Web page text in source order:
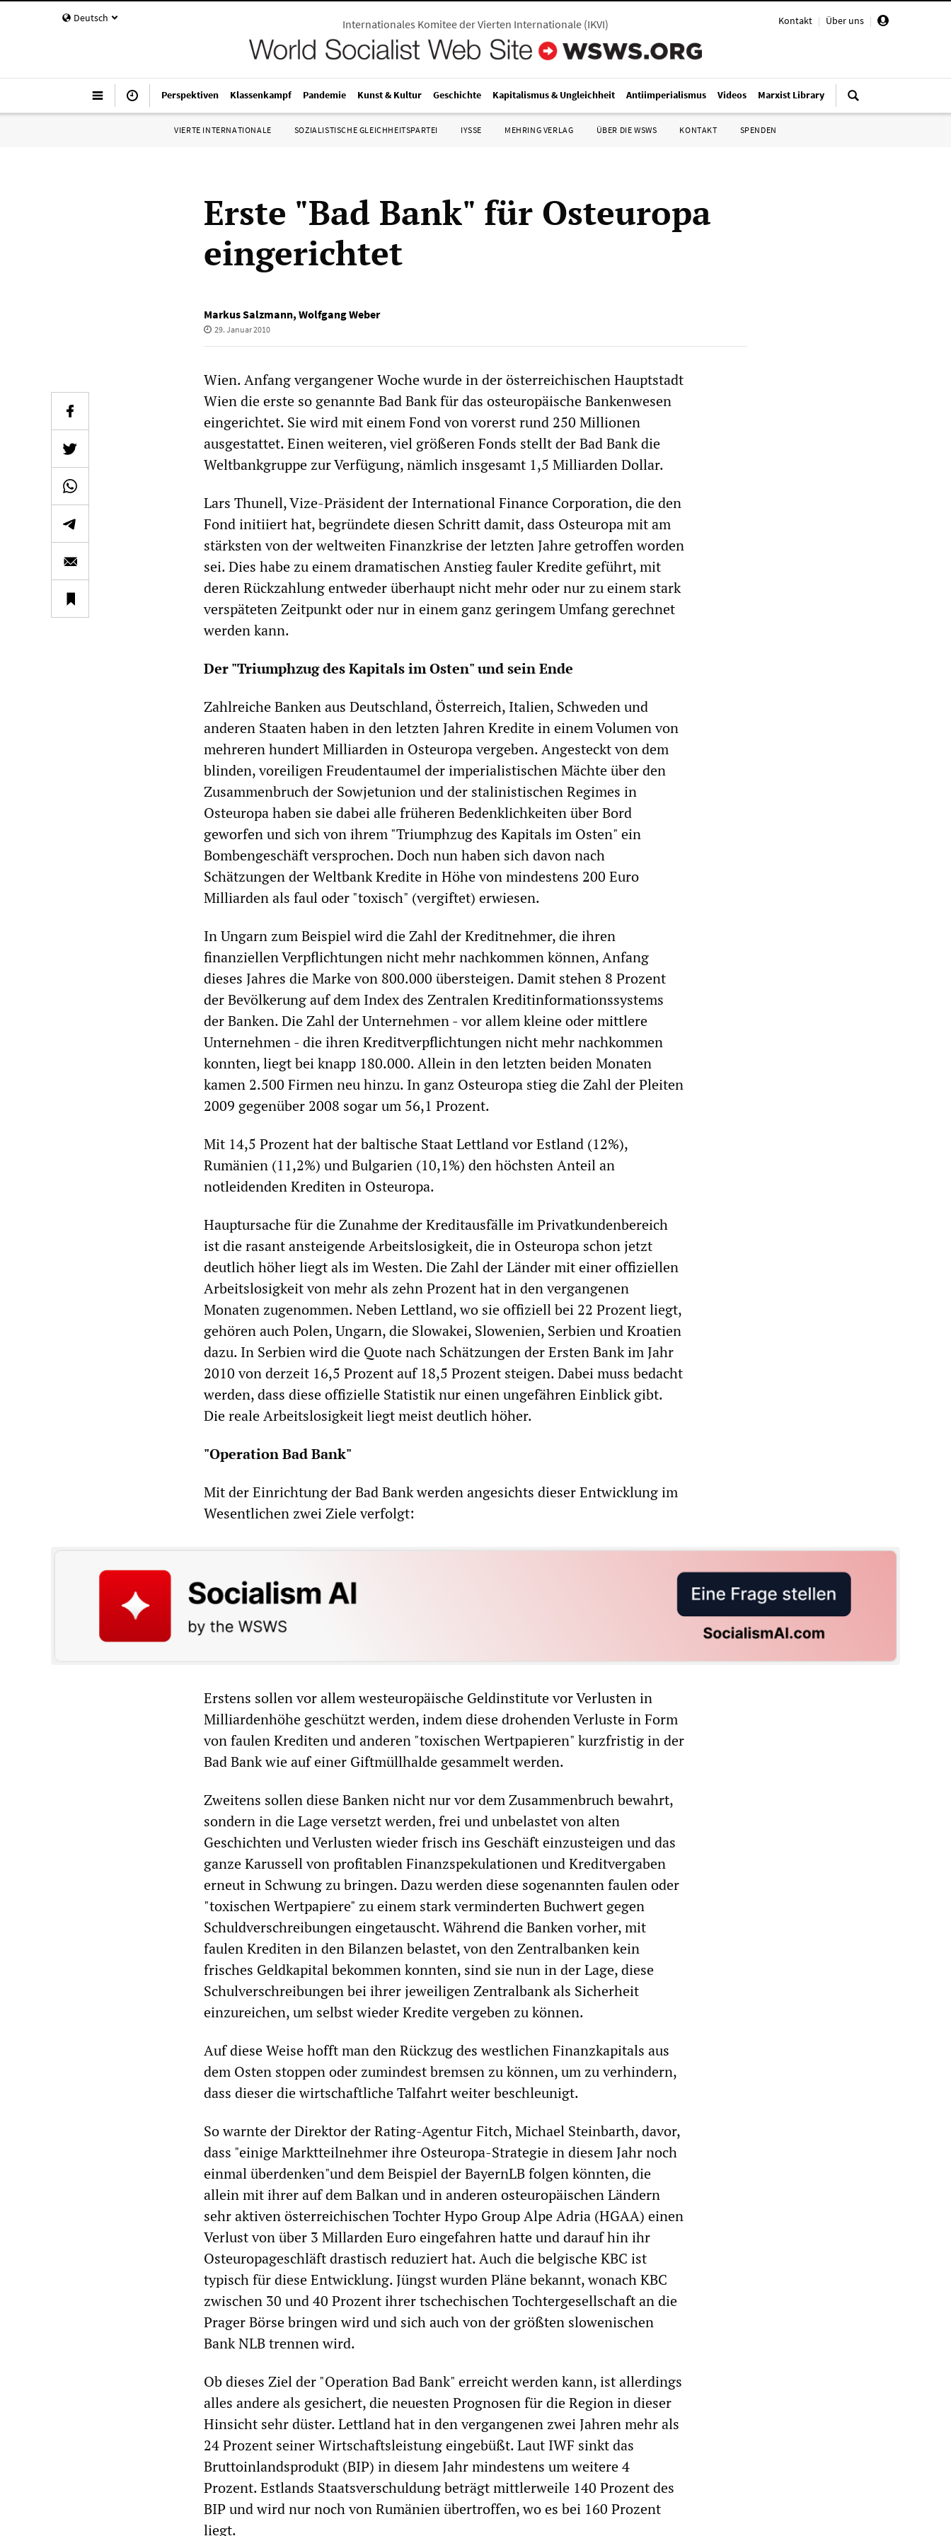
Deutsch Kontakt | Über uns |
Internationales Komitee der Vierten Internationale (IKVI)
Perspektiven Klassenkampf Pandemie Kunst & Kultur Geschichte Kapitalismus & Ungleichheit Antiimperialismus Videos Marxist Library
VIERTE INTERNATIONALE SOZIALISTISCHE GLEICHHEITSPARTEI IYSSE MEHRING VERLAG ÜBER DIE WSWS KONTAKT SPENDEN
Erste "Bad Bank" für Osteuropa
eingerichtet
Markus Salzmann, Wolfgang Weber
29. Januar 2010
Wien. Anfang vergangener Woche wurde in der österreichischen Hauptstadt
Wien die erste so genannte Bad Bank für das osteuropäische Bankenwesen
eingerichtet. Sie wird mit einem Fond von vorerst rund 250 Millionen
ausgestattet. Einen weiteren, viel größeren Fonds stellt der Bad Bank die
Weltbankgruppe zur Verfügung, nämlich insgesamt 1,5 Milliarden Dollar.
Lars Thunell, Vize-Präsident der International Finance Corporation, die den
Fond initiiert hat, begründete diesen Schritt damit, dass Osteuropa mit am
stärksten von der weltweiten Finanzkrise der letzten Jahre getroffen worden
sei. Dies habe zu einem dramatischen Anstieg fauler Kredite geführt, mit
deren Rückzahlung entweder überhaupt nicht mehr oder nur zu einem stark
verspäteten Zeitpunkt oder nur in einem ganz geringem Umfang gerechnet
werden kann.
Der "Triumphzug des Kapitals im Osten" und sein Ende
Zahlreiche Banken aus Deutschland, Österreich, Italien, Schweden und
anderen Staaten haben in den letzten Jahren Kredite in einem Volumen von
mehreren hundert Milliarden in Osteuropa vergeben. Angesteckt von dem
blinden, voreiligen Freudentaumel der imperialistischen Mächte über den
Zusammenbruch der Sowjetunion und der stalinistischen Regimes in
Osteuropa haben sie dabei alle früheren Bedenklichkeiten über Bord
geworfen und sich von ihrem "Triumphzug des Kapitals im Osten" ein
Bombengeschäft versprochen. Doch nun haben sich davon nach
Schätzungen der Weltbank Kredite in Höhe von mindestens 200 Euro
Milliarden als faul oder "toxisch" (vergiftet) erwiesen.
In Ungarn zum Beispiel wird die Zahl der Kreditnehmer, die ihren
finanziellen Verpflichtungen nicht mehr nachkommen können, Anfang
dieses Jahres die Marke von 800.000 übersteigen. Damit stehen 8 Prozent
der Bevölkerung auf dem Index des Zentralen Kreditinformationssystems
der Banken. Die Zahl der Unternehmen - vor allem kleine oder mittlere
Unternehmen - die ihren Kreditverpflichtungen nicht mehr nachkommen
konnten, liegt bei knapp 180.000. Allein in den letzten beiden Monaten
kamen 2.500 Firmen neu hinzu. In ganz Osteuropa stieg die Zahl der Pleiten
2009 gegenüber 2008 sogar um 56,1 Prozent.
Mit 14,5 Prozent hat der baltische Staat Lettland vor Estland (12%),
Rumänien (11,2%) und Bulgarien (10,1%) den höchsten Anteil an
notleidenden Krediten in Osteuropa.
Hauptursache für die Zunahme der Kreditausfälle im Privatkundenbereich
ist die rasant ansteigende Arbeitslosigkeit, die in Osteuropa schon jetzt
deutlich höher liegt als im Westen. Die Zahl der Länder mit einer offiziellen
Arbeitslosigkeit von mehr als zehn Prozent hat in den vergangenen
Monaten zugenommen. Neben Lettland, wo sie offiziell bei 22 Prozent liegt,
gehören auch Polen, Ungarn, die Slowakei, Slowenien, Serbien und Kroatien
dazu. In Serbien wird die Quote nach Schätzungen der Ersten Bank im Jahr
2010 von derzeit 16,5 Prozent auf 18,5 Prozent steigen. Dabei muss bedacht
werden, dass diese offizielle Statistik nur einen ungefähren Einblick gibt.
Die reale Arbeitslosigkeit liegt meist deutlich höher.
"Operation Bad Bank"
Mit der Einrichtung der Bad Bank werden angesichts dieser Entwicklung im
Wesentlichen zwei Ziele verfolgt:
Erstens sollen vor allem westeuropäische Geldinstitute vor Verlusten in
Milliardenhöhe geschützt werden, indem diese drohenden Verluste in Form
von faulen Krediten und anderen "toxischen Wertpapieren" kurzfristig in der
Bad Bank wie auf einer Giftmüllhalde gesammelt werden.
Zweitens sollen diese Banken nicht nur vor dem Zusammenbruch bewahrt,
sondern in die Lage versetzt werden, frei und unbelastet von alten
Geschichten und Verlusten wieder frisch ins Geschäft einzusteigen und das
ganze Karussell von profitablen Finanzspekulationen und Kreditvergaben
erneut in Schwung zu bringen. Dazu werden diese sogenannten faulen oder
"toxischen Wertpapiere" zu einem stark verminderten Buchwert gegen
Schuldverschreibungen eingetauscht. Während die Banken vorher, mit
faulen Krediten in den Bilanzen belastet, von den Zentralbanken kein
frisches Geldkapital bekommen konnten, sind sie nun in der Lage, diese
Schulverschreibungen bei ihrer jeweiligen Zentralbank als Sicherheit
einzureichen, um selbst wieder Kredite vergeben zu können.
Auf diese Weise hofft man den Rückzug des westlichen Finanzkapitals aus
dem Osten stoppen oder zumindest bremsen zu können, um zu verhindern,
dass dieser die wirtschaftliche Talfahrt weiter beschleunigt.
So warnte der Direktor der Rating-Agentur Fitch, Michael Steinbarth, davor,
dass "einige Marktteilnehmer ihre Osteuropa-Strategie in diesem Jahr noch
einmal überdenken"und dem Beispiel der BayernLB folgen könnten, die
allein mit ihrer auf dem Balkan und in anderen osteuropäischen Ländern
sehr aktiven österreichischen Tochter Hypo Group Alpe Adria (HGAA) einen
Verlust von über 3 Millarden Euro eingefahren hatte und darauf hin ihr
Osteuropageschläft drastisch reduziert hat. Auch die belgische KBC ist
typisch für diese Entwicklung. Jüngst wurden Pläne bekannt, wonach KBC
zwischen 30 und 40 Prozent ihrer tschechischen Tochtergesellschaft an die
Prager Börse bringen wird und sich auch von der größten slowenischen
Bank NLB trennen wird.
Ob dieses Ziel der "Operation Bad Bank" erreicht werden kann, ist allerdings
alles andere als gesichert, die neuesten Prognosen für die Region in dieser
Hinsicht sehr düster. Lettland hat in den vergangenen zwei Jahren mehr als
24 Prozent seiner Wirtschaftsleistung eingebüßt. Laut IWF sinkt das
Bruttoinlandsprodukt (BIP) in diesem Jahr mindestens um weitere 4
Prozent. Estlands Staatsverschuldung beträgt mittlerweile 140 Prozent des
BIP und wird nur noch von Rumänien übertroffen, wo es bei 160 Prozent
liegt.